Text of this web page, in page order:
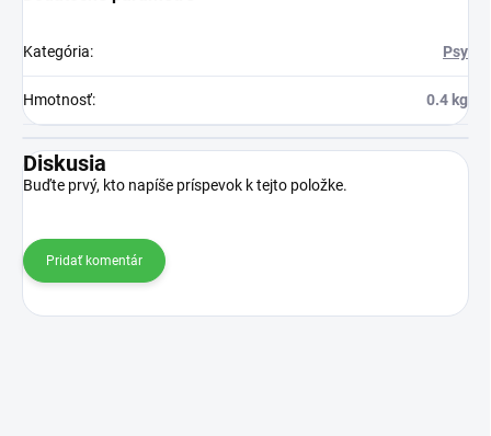
Kategória: Psy
Hmotnosť: 0.4 kg
Diskusia
Buďte prvý, kto napíše príspevok k tejto položke.
Pridať komentár